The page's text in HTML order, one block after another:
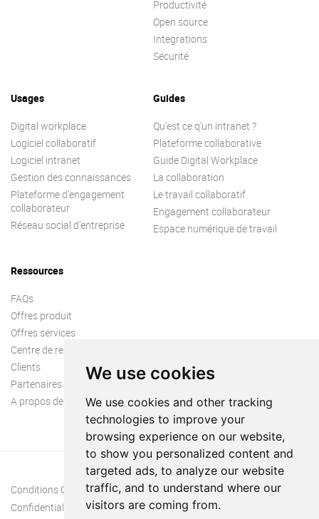
We use cookies
We use cookies and other tracking
technologies to improve your
browsing experience on our website,
to show you personalized content and
targeted ads, to analyze our website
traffic, and to understand where our
visitors are coming from.
Productivité
Open source
Integrations
Sécurité
Usages
Digital workplace
Logiciel collaboratif
Logiciel intranet
Gestion des connaissances
Plateforme d’engagement
collaborateur
Réseau social d’entreprise
Guides
Qu’est ce q’un intranet ?
Plateforme collaborative
Guide Digital Workplace
La collaboration
Le travail collaboratif
Engagement collaborateur
Espace numérique de travail
Ressources
FAQs
Offres produit
Offres services
Centre de ressources
Clients
Partenaires
A propos de nous
Conditions Générales
Confidentialité